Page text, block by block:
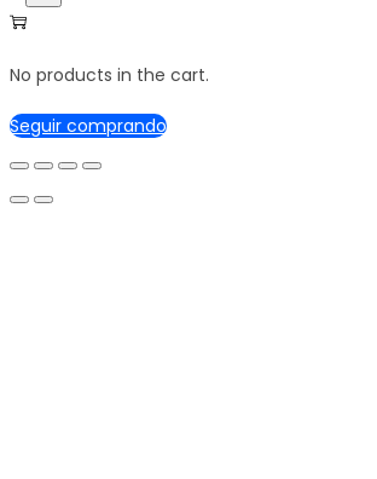
No products in the cart.
Seguir comprando